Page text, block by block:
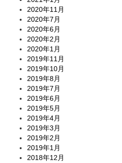
2020年11月
2020年7月
2020年6月
2020年2月
2020年1月
2019年11月
2019年10月
2019年8月
2019年7月
2019年6月
2019年5月
2019年4月
2019年3月
2019年2月
2019年1月
2018年12月